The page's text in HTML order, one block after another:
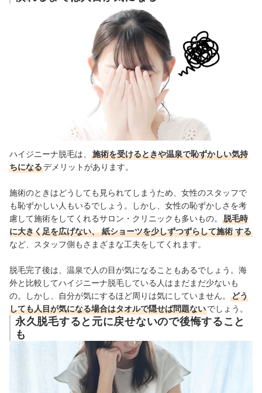
ハイジニーナ脱毛は、
施術を受けるときや温泉で恥ずかしい気持
ちになるデメリットがあります。
施術のときはどうしても見られてしまうため、女性のスタッフで
も恥ずかしい人もいるでしょう。しかし、女性の恥ずかしさを考
慮して施術をしてくれるサロン・クリニックも多いもの。
脱毛時
に大きく足を広げない、 紙ショーツを少しずつずらして施術 する
など、スタッフ側もさまざまな工夫をしてくれます。
脱毛完了後は、温泉で人の目が気になることもあるでしょう。海
外と比較してハイジニーナ脱毛している人はまだまだ少ないも
の。しかし、自分が気にするほど周りは気にしていません。
どう
しても人目が気になる場合はタオルで隠せば問題ないでしょう。
永久脱毛すると元に戻せないので後悔すること
も